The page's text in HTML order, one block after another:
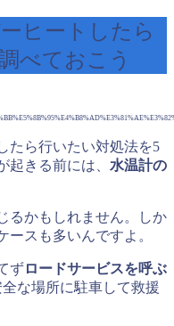
ヒートしたら
べておこう
たら行いたい対処法を5
きる前には、 水温計の
るかもしれません。しか
ースも多いんですよ。
ずロードサービスを呼ぶ
な場所に駐車して救援